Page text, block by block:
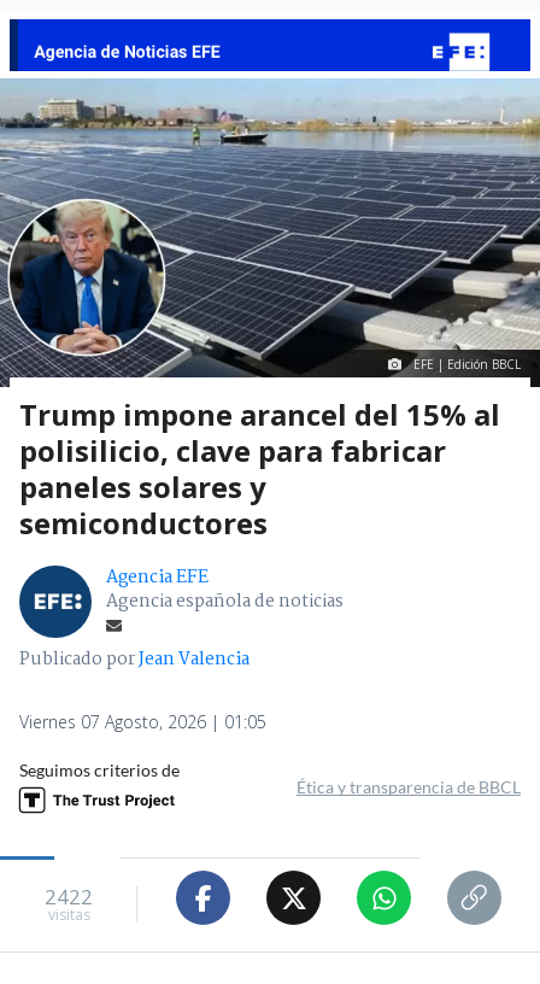
EFE | Edición BBCL
Trump impone arancel del 15% al
polisilicio, clave para fabricar
paneles solares y
semiconductores
Agencia EFE
Agencia española de noticias
Publicado porJean Valencia
Viernes 07 Agosto, 2026 | 01:05
Seguimos criterios de
Ética y transparencia de BBCL
2422
visitas